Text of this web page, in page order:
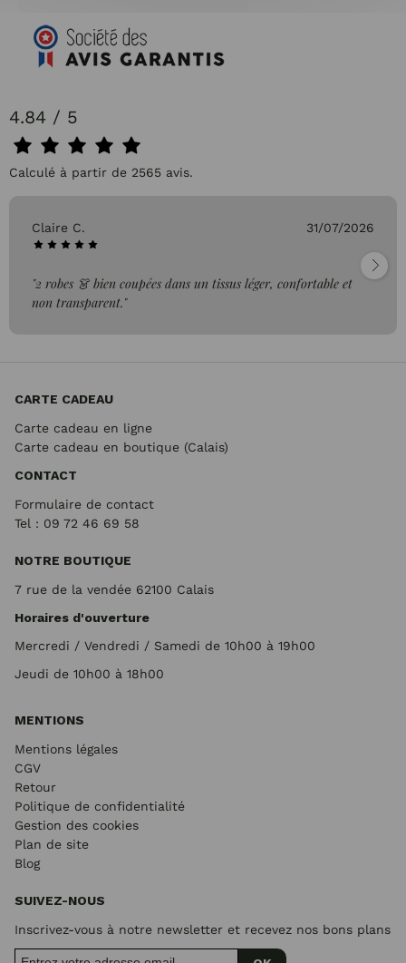
4.84 / 5
Calculé à partir de 2565 avis.
Claire C. 31/07/2026
"2 robes 👗 bien coupées dans un tissus léger, confortable et
non transparent."
CARTE CADEAU
Carte cadeau en ligne
Carte cadeau en boutique (Calais)
CONTACT
Formulaire de contact
Tel : 09 72 46 69 58
NOTRE BOUTIQUE
7 rue de la vendée 62100 Calais
Horaires d'ouverture
Mercredi / Vendredi / Samedi de 10h00 à 19h00
Jeudi de 10h00 à 18h00
MENTIONS
Mentions légales
CGV
Retour
Politique de confidentialité
Gestion des cookies
Plan de site
Blog
SUIVEZ-NOUS
Inscrivez-vous à notre newsletter et recevez nos bons plans